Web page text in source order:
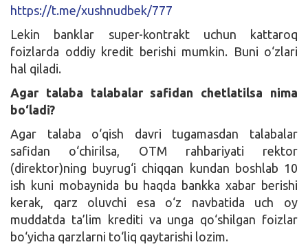
https://t.me/xushnudbek/777
Lekin banklar super-kontrakt uchun kattaroq
foizlarda oddiy kredit berishi mumkin. Buni o‘zlari
hal qiladi.
Agar talaba talabalar safidan chetlatilsa nima
bo‘ladi?
Agar talaba o‘qish davri tugamasdan talabalar
safidan o‘chirilsa, OTM rahbariyati rektor
(direktor)ning buyrug‘i chiqqan kundan boshlab 10
ish kuni mobaynida bu haqda bankka xabar berishi
kerak, qarz oluvchi esa o‘z navbatida uch oy
muddatda ta’lim krediti va unga qo‘shilgan foizlar
bo‘yicha qarzlarni to‘liq qaytarishi lozim.